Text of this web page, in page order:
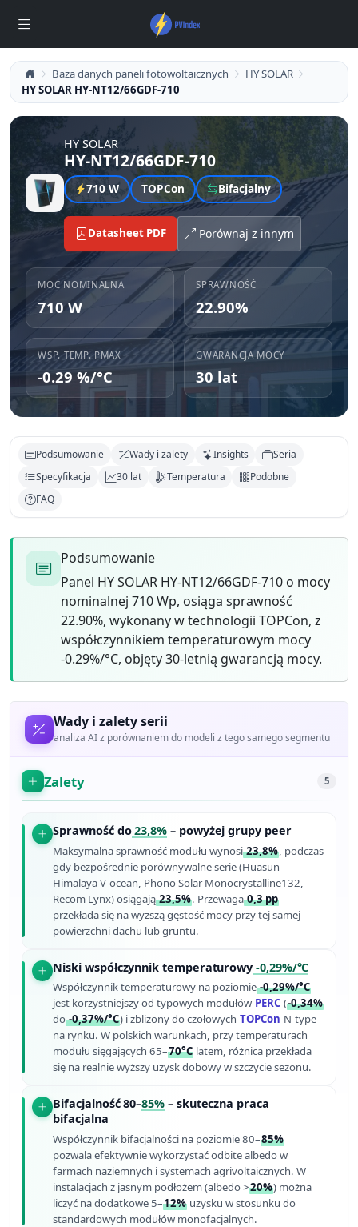
Baza danych paneli fotowoltaicznych
HY SOLAR
HY SOLAR HY-NT12/66GDF-710
HY SOLAR
HY-NT12/66GDF-710
710 W TOPCon Bifacjalny
Datasheet PDF Porównaj z innym
MOC NOMINALNA
710 W
SPRAWNOŚĆ
22.90%
WSP. TEMP. PMAX
-0.29 %/°C
GWARANCJA MOCY
30 lat
Podsumowanie Wady i zalety Insights
Seria
Specyfikacja
30 lat Temperatura
Podobne
FAQ
Podsumowanie
Panel HY SOLAR HY-NT12/66GDF-710 o mocy
nominalnej 710 Wp, osiąga sprawność
22.90%, wykonany w technologii TOPCon, z
współczynnikiem temperaturowym mocy
-0.29%/°C, objęty 30-letnią gwarancją mocy.
Wady i zalety serii
analiza AI z porównaniem do modeli z tego samego segmentu
Zalety 5
Sprawność do23,8% – powyżej grupy peer
Maksymalna sprawność modułu wynosi23,8%, podczas
gdy bezpośrednie porównywalne serie (Huasun
Himalaya V-ocean, Phono Solar Monocrystalline132,
Recom Lynx) osiągają23,5%. Przewaga0,3 pp
przekłada się na wyższą gęstość mocy przy tej samej
powierzchni dachu lub gruntu.
Niski współczynnik temperaturowy -0,29%/°C
Współczynnik temperaturowy na poziomie-0,29%/°C
jest korzystniejszy od typowych modułów PERC (-0,34%
do-0,37%/°C) i zbliżony do czołowych TOPCon N-type
na rynku. W polskich warunkach, przy temperaturach
modułu sięgających 65–70°C latem, różnica przekłada
się na realnie wyższy uzysk dobowy w szczycie sezonu.
Bifacjalność 80–85% – skuteczna praca
bifacjalna
Współczynnik bifacjalności na poziomie 80–85%
pozwala efektywnie wykorzystać odbite albedo w
farmach naziemnych i systemach agrivoltaicznych. W
instalacjach z jasnym podłożem (albedo >20%) można
liczyć na dodatkowe 5–12% uzysku w stosunku do
standardowych modułów monofacjalnych.